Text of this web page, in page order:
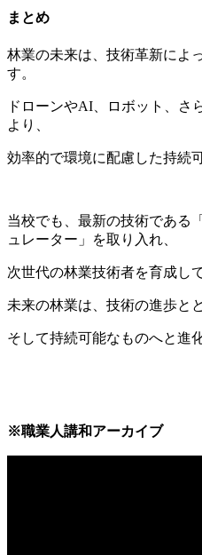
まとめ
林業の未来は、技術革新によ
す。
ドローンやAI、ロボット、さ
より、
効率的で環境に配慮した持続
当校でも、最新の技術である
ュレーター」を取り入れ、
次世代の林業技術者を育成し
未来の林業は、技術の進歩と
そして持続可能なものへと進
※職業人講和アーカイブ